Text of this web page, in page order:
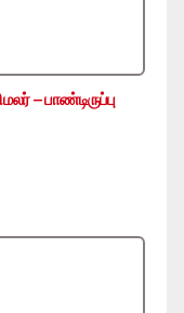
– பாண்டிருப்பு